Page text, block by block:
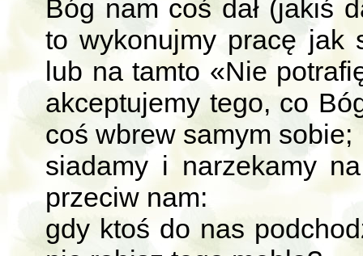
Bóg nam coś dał (jakiś
to wykonujmy pracę jak
lub na tamto «Nie
akceptujemy tego, co
coś wbrew samym sobie;
siadamy i narzekamy
przeciw nam:
gdy ktoś do nas